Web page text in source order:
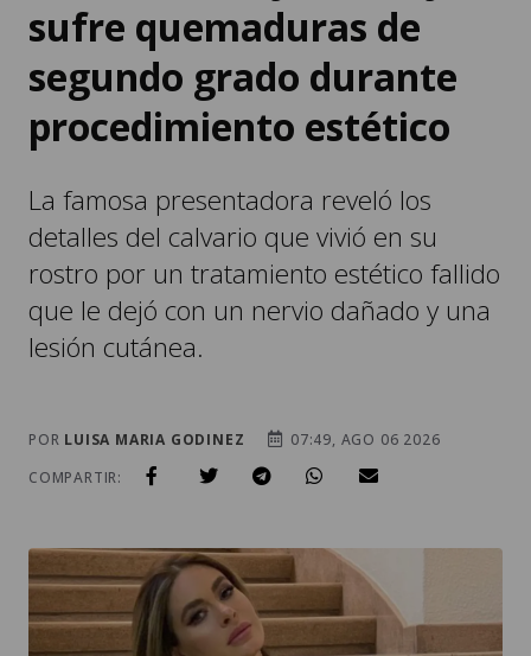
sufre quemaduras de
segundo grado durante
procedimiento estético
La famosa presentadora reveló los
detalles del calvario que vivió en su
rostro por un tratamiento estético fallido
que le dejó con un nervio dañado y una
lesión cutánea.
POR LUISA MARIA GODINEZ
07:49, AGO 06 2026
COMPARTIR: